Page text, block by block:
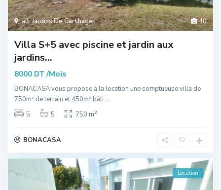
40
all,Jardins De Carthage
Villa S+5 avec piscine et jardin aux
jardins...
8000 DT /Mois
BONACASA vous propose à la location une somptueuse villa de
750m² de terrain et 450m² bâti ...
5
5 750 m2
BONACASA
Location